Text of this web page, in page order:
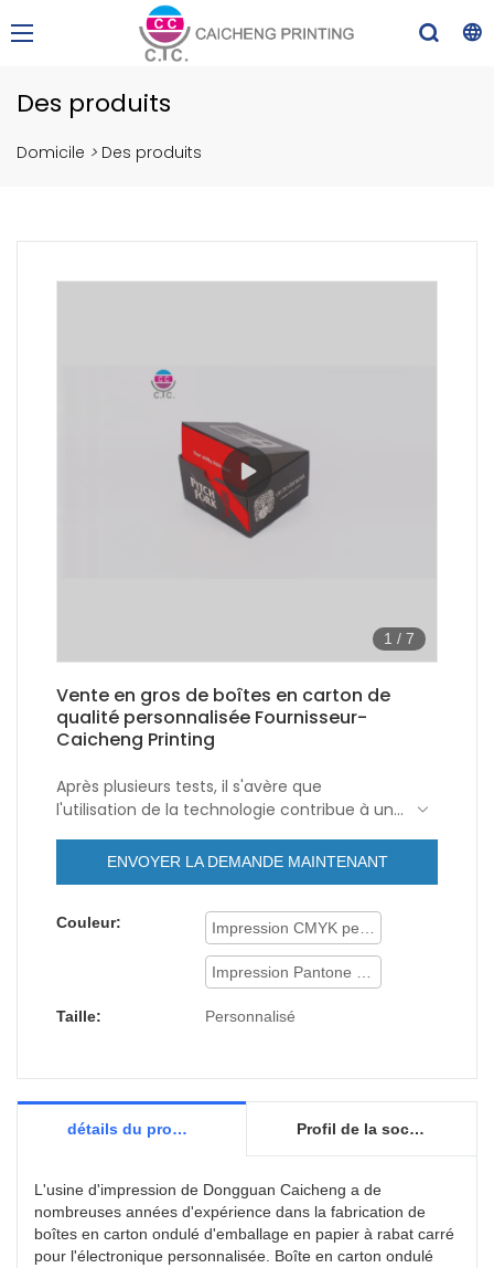
Des produits
Domicile > Des produits
1 / 7
Vente en gros de boîtes en carton de
qualité personnalisée Fournisseur-
Caicheng Printing
Après plusieurs tests, il s'avère que
l'utilisation de la technologie contribue à une
stabilité decartons de qualité. Il a des
utilisations répandues dans le(s) domaine(s)
totalement l'investissement.
ENVOYER LA DEMANDE MAINTENANT
Couleur: Impression CMYK personnalisée
Impression Pantone personnalisée
Taille: Personnalisé
détails du produit Profil de la société
L'usine d'impression de Dongguan Caicheng a de
nombreuses années d'expérience dans la fabrication de
boîtes en carton ondulé d'emballage en papier à rabat carré
pour l'électronique personnalisée. Boîte en carton ondulé